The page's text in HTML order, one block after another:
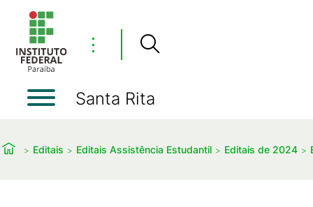
⋮
Santa Rita
Editais Editais Assistência Estudantil Editais de 2024